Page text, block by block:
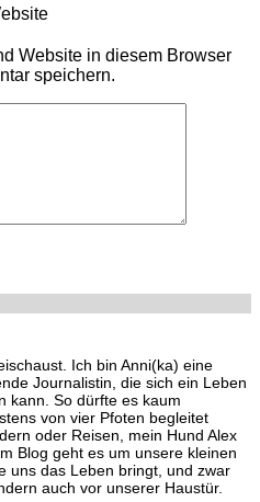
Website in diesem Browser
speichern.
Ich bin Anni(ka) eine
Journalistin, die sich ein Leben
kann. So dürfte es kaum
von vier Pfoten begleitet
oder Reisen, mein Hund Alex
Blog geht es um unsere kleinen
uns das Leben bringt, und zwar
auch vor unserer Haustür.